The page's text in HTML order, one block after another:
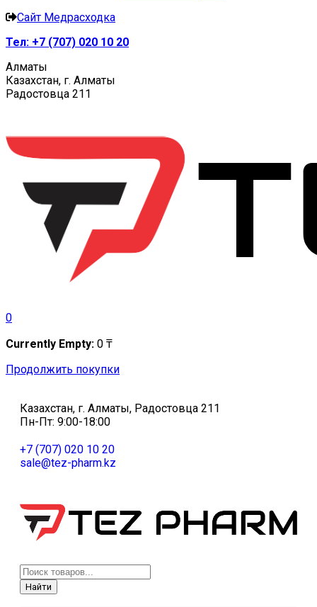
Сайт Медрасходка
Тел: +7 (707) 020 10 20
Алматы
Казахстан, г. Алматы
Радостовца 211
0
Currently Empty: 0 ₸
Продолжить покупки
Казахстан, г. Алматы, Радостовца 211
Пн-Пт: 9:00-18:00
+7 (707) 020 10 20
sale@tez-pharm.kz
Найти